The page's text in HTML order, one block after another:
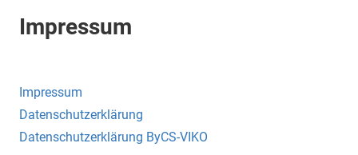
Impressum
Impressum
Datenschutzerklärung
Datenschutzerklärung ByCS-VIKO